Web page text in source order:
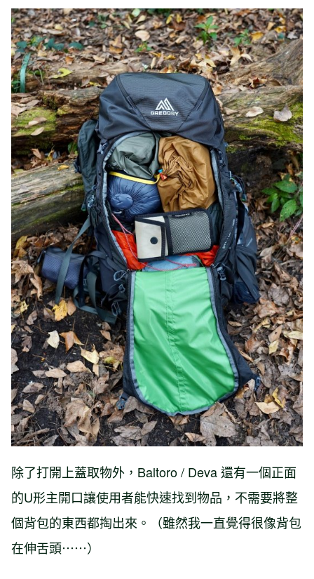
除了打開上蓋取物外，Baltoro / Deva 還有一個正面
的U形主開口讓使用者能快速找到物品，不需要將整
個背包的東西都掏出來。（雖然我一直覺得很像背包
在伸舌頭⋯⋯）